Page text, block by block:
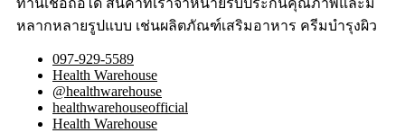
ท่านเชื่อถือได้ สินค้าที่เราจำหน่ายรับประกันคุณภาพและมี
หลากหลายรูปแบบ เช่นผลิตภัณฑ์เสริมอาหาร ครีมบำรุงผิว
097-929-5589
Health Warehouse
@healthwarehouse
healthwarehouseofficial
Health Warehouse